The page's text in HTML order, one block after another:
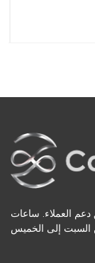
دعم العملاء. ساعات